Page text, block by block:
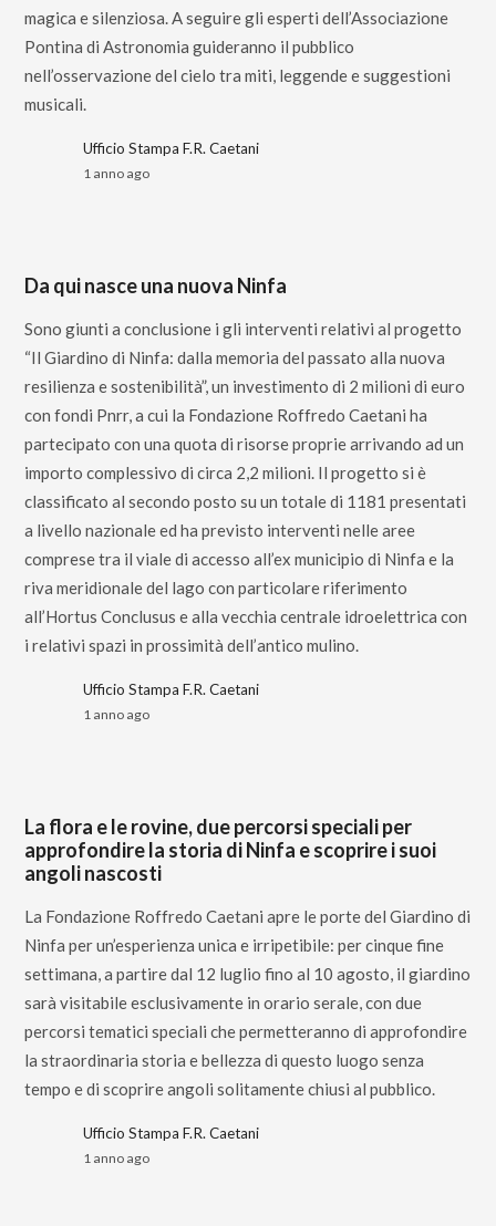
magica e silenziosa. A seguire gli esperti dell’Associazione
Pontina di Astronomia guideranno il pubblico
nell’osservazione del cielo tra miti, leggende e suggestioni
musicali.
Ufficio Stampa F.R. Caetani
1 anno ago
Da qui nasce una nuova Ninfa
Sono giunti a conclusione i gli interventi relativi al progetto
“Il Giardino di Ninfa: dalla memoria del passato alla nuova
resilienza e sostenibilità”, un investimento di 2 milioni di euro
con fondi Pnrr, a cui la Fondazione Roffredo Caetani ha
partecipato con una quota di risorse proprie arrivando ad un
importo complessivo di circa 2,2 milioni. Il progetto si è
classificato al secondo posto su un totale di 1181 presentati
a livello nazionale ed ha previsto interventi nelle aree
comprese tra il viale di accesso all’ex municipio di Ninfa e la
riva meridionale del lago con particolare riferimento
all’Hortus Conclusus e alla vecchia centrale idroelettrica con
i relativi spazi in prossimità dell’antico mulino.
Ufficio Stampa F.R. Caetani
1 anno ago
La flora e le rovine, due percorsi speciali per
approfondire la storia di Ninfa e scoprire i suoi
angoli nascosti
La Fondazione Roffredo Caetani apre le porte del Giardino di
Ninfa per un’esperienza unica e irripetibile: per cinque fine
settimana, a partire dal 12 luglio fino al 10 agosto, il giardino
sarà visitabile esclusivamente in orario serale, con due
percorsi tematici speciali che permetteranno di approfondire
la straordinaria storia e bellezza di questo luogo senza
tempo e di scoprire angoli solitamente chiusi al pubblico.
Ufficio Stampa F.R. Caetani
1 anno ago